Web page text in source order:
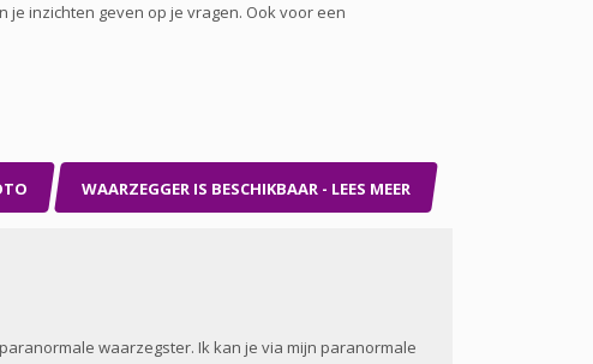
je inzichten geven op je vragen. Ook voor een
WAARZEGGER IS BESCHIKBAAR - LEES MEER
waarzegster. Ik kan je via mijn paranormale